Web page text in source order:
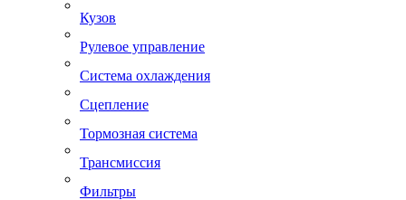
Кузов
Рулевое управление
Система охлаждения
Сцепление
Тормозная система
Трансмиссия
Фильтры